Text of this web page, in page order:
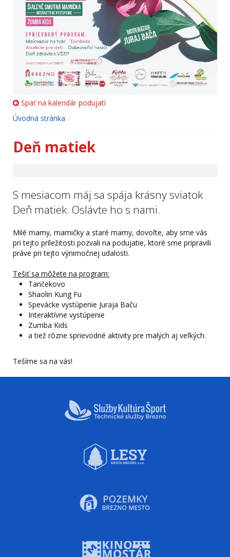
Späť na kalendár podujatí
Úvodná stránka
Deň matiek
S mesiacom máj sa spája krásny sviatok
Deň matiek. Oslávte ho s nami.
Milé mamy, mamičky a staré mamy, dovoľte, aby sme vás
pri tejto príležitosti pozvali na podujatie, ktoré sme pripravili
práve pri tejto výnimočnej udalosti.
Tešiť sa môžete na program:
Tančekovo
Shaolin Kung Fu
Spevácke vystúpenie Juraja Baču
Interaktívne vystúpenie
Zumba Kids
a tiež rôzne sprievodné aktivity pre malých aj veľkých.
Tešíme sa na vás!